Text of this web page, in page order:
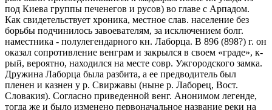
под Киева группы печенегов и русов) во главе с Арпадом.
Как свидетельствует хроника, местное слав. население без
борьбы подчинилось завоевателям, за исключением болг.
наместника - полулегендарного кн. Лаборца. В 896 (898?) г. он
оказал сопротивление венграм и закрылся в своем «граде», к-
рый, вероятно, находился на месте совр. Ужгородского замка.
Дружина Лаборца была разбита, а ее предводитель был
пленен и казнен у р. Свиржавы (ныне р. Лаборец, Вост.
Словакия). Согласно приведенной венг. Анонимом легенде,
тогда же и было изменено первоначальное название реки на